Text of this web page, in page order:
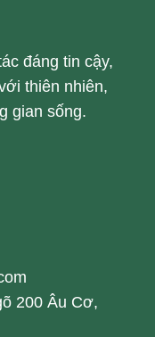
đáng tin cậy,
thiên nhiên,
gian sống.
200 Âu Cơ,